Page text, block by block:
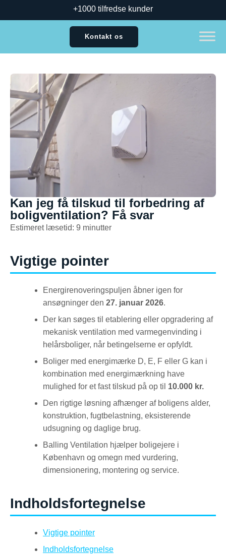
+1000 tilfredse kunder
Kontakt os
Kan jeg få tilskud til forbedring af
boligventilation? Få svar
Estimeret læsetid: 9 minutter
Vigtige pointer
Energirenoveringspuljen åbner igen for
ansøgninger den 27. januar 2026.
Der kan søges til etablering eller opgradering af
mekanisk ventilation med varmegenvinding i
helårsboliger, når betingelserne er opfyldt.
Boliger med energimærke D, E, F eller G kan i
kombination med energimærkning have
mulighed for et fast tilskud på op til 10.000 kr.
Den rigtige løsning afhænger af boligens alder,
konstruktion, fugtbelastning, eksisterende
udsugning og daglige brug.
Balling Ventilation hjælper boligejere i
København og omegn med vurdering,
dimensionering, montering og service.
Indholdsfortegnelse
Vigtige pointer
Indholdsfortegnelse